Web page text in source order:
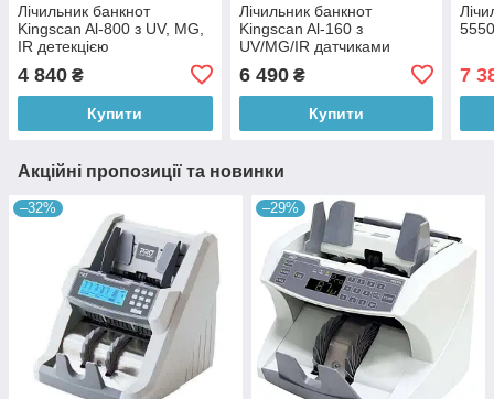
Лічильник банкнот
Kingscan Al-800 з UV, MG,
IR детекцією
4 840 ₴
Купити
Лічильник банкнот
Kingscan Al-160 з
UV/MG/IR датчиками
6 490₴
Купити
7
Акційні пропозиції та новинки
–32% –29%